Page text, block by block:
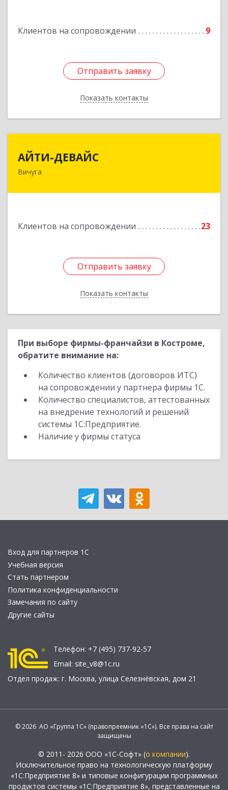
Клиентов на сопровождении 9
Отправить заявку
Показать контакты
Отправить заявку
Назад
АЙТИ-ДЕВАЙС
Вичуга
Клиентов на сопровождении 23
Отправить заявку
Показать контакты
155334, Ивановская обл, г.о. Вичуга, Вичуга г,
Отправить заявку
Назад
При выборе фирмы-франчайзи в Костроме,
обратите внимание на:
Количество клиентов (договоров ИТС)
на сопровождении у партнера фирмы 1С.
Количество специалистов, аттестованных
на внедрение технологий и решений
системы 1С:Предприятие.
Наличие у фирмы статуса
Вход для партнеров 1С
Учебная версия
Стать партнером
Политика конфиденциальности
Замечания по сайту
Другие сайты
Телефон: +7 (495) 737-92-57
Email: site_v8@1c.ru
Отдел продаж: г. Москва, улица Селезнёвская, дом 21
© 2026 АО «Группа 1С» (правопреемник «1С»). Все права на сайт
защищены
© 2011- 2026 ООО «1С-Софт» (о компании).
Исключительное право на технологическую платформу
«1С:Предприятие 8» и типовые конфигурации программных
продуктов системы «1С:Предприятие 8», представленные на